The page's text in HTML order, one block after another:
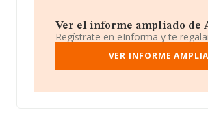
Ver el informe ampliado de
Regístrate en eInforma y te
VER INFORME